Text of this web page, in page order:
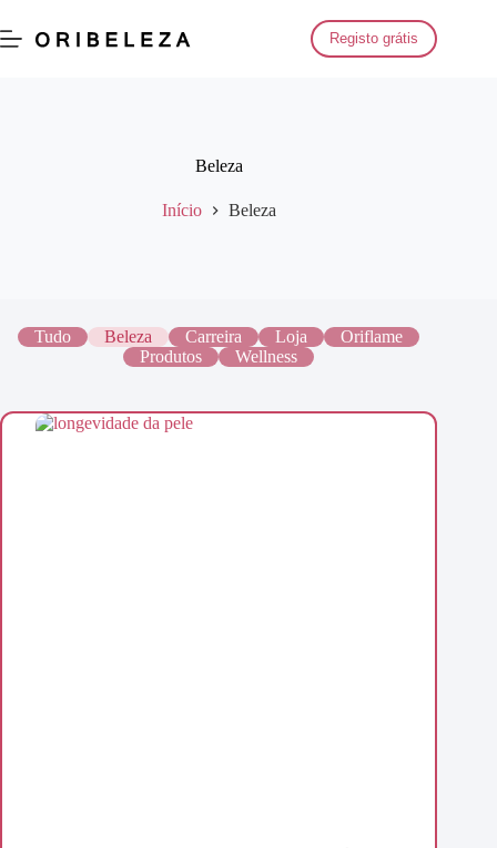
para
o
Registo grátis
Beleza
Início Beleza
Tudo Beleza Carreira Loja
Oriflame
Produtos
Wellness